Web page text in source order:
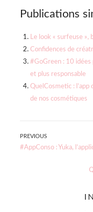
Publications
Le look « surfeuse »,
Confidences de
#GoGreen : 10
et plus responsable
QuelCosmetic : l’app
de nos cosmétiques
Navigation
PREVIOUS
Previous
#AppConso : Yuka,